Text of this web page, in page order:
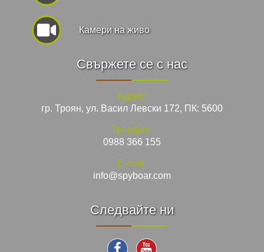
Камери на живо
Свържете се с нас
Адрес:
гр. Троян, ул. Васил Левски 172, ПК: 5600
Телефон:
0988 366 155
E-mail:
info@spyboar.com
Следвайте ни